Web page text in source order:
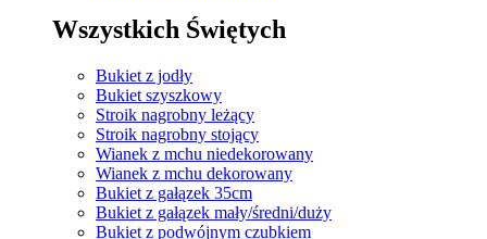
Wszystkich Świętych
Bukiet z jodły
Bukiet szyszkowy
Stroik nagrobny leżący
Stroik nagrobny stojący
Wianek z mchu niedekorowany
Wianek z mchu dekorowany
Bukiet z gałązek 35cm
Bukiet z gałązek mały/średni/duży
Bukiet z podwójnym czubkiem